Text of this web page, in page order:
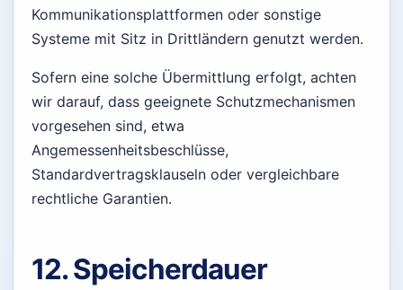
Kommunikationsplattformen oder sonstige
Systeme mit Sitz in Drittländern genutzt werden.
Sofern eine solche Übermittlung erfolgt, achten
wir darauf, dass geeignete Schutzmechanismen
vorgesehen sind, etwa
Angemessenheitsbeschlüsse,
Standardvertragsklauseln oder vergleichbare
rechtliche Garantien.
12. Speicherdauer